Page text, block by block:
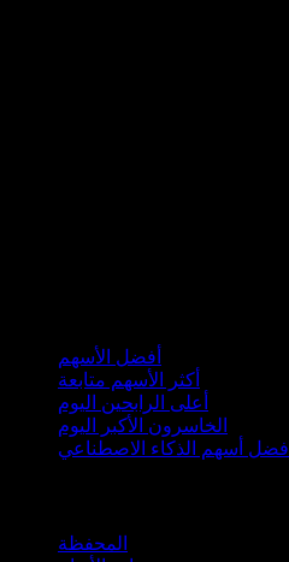
أفضل الأسهم
أكثر الأسهم متابعة
أعلى الرابحين اليوم
الخاسرون الأكبر اليوم
أفضل أسهم الذكاء الاصطناعي
المحفظة